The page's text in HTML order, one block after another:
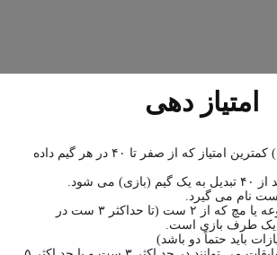
امتیاز دهی
• پوینت : پوینت (نقطه) کمترین امتیاز که از صفر تا ۴۰ در هر گیم داده
شود.
• مَچ : امتیاز کل مجموعه یا مچ که از ۲ ست (تا حداکثر ۳ ست در
یک طرف بازی است.
باید حتماً دو باشد)